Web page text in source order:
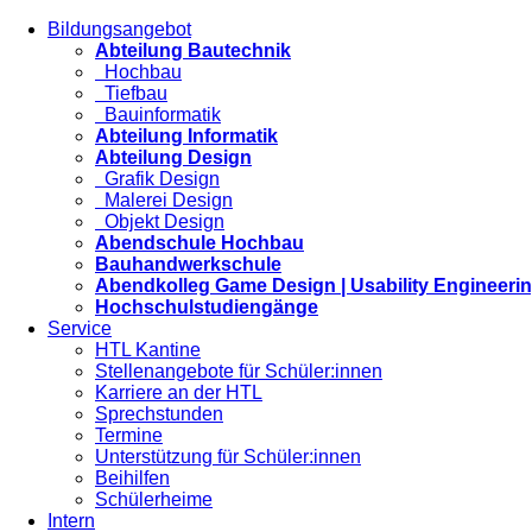
Bildungsangebot
Abteilung Bautechnik
Hochbau
Tiefbau
Bauinformatik
Abteilung Informatik
Abteilung Design
Grafik Design
Malerei Design
Objekt Design
Abendschule Hochbau
Bauhandwerkschule
Abendkolleg Game Design | Usability
Hochschulstudiengänge
Service
HTL Kantine
Stellenangebote für Schüler:innen
Karriere an der HTL
Sprechstunden
Termine
Unterstützung für Schüler:innen
Beihilfen
Schülerheime
Intern